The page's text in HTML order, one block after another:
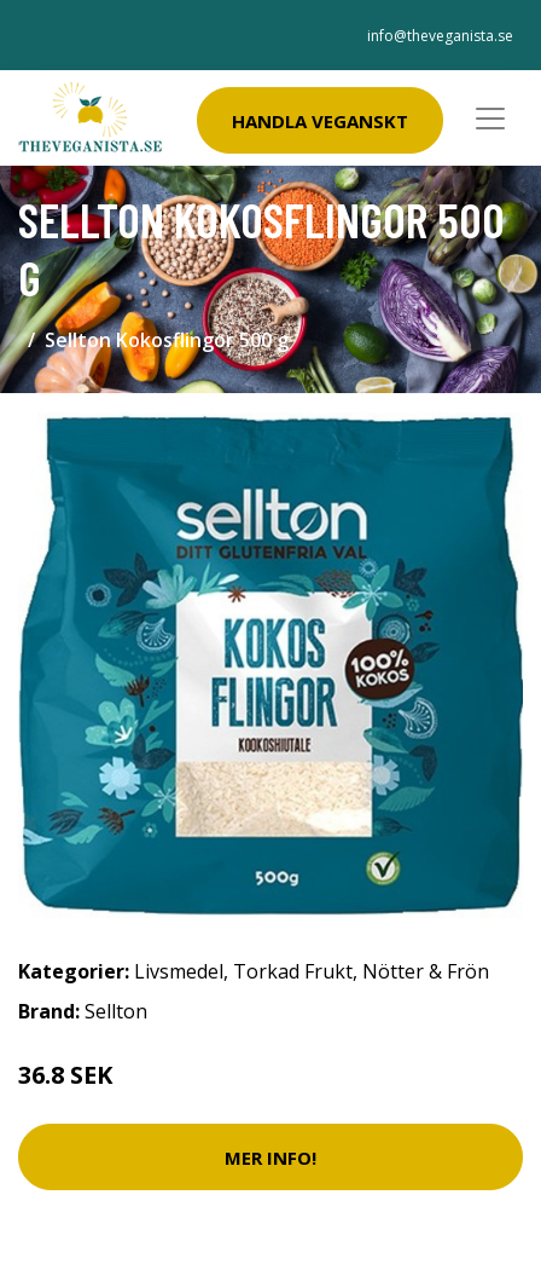
info@theveganista.se
HANDLA VEGANSKT
SELLTON KOKOSFLINGOR 500
G
Sellton Kokosflingor 500 g
Kategorier: Livsmedel, Torkad Frukt, Nötter & Frön
Brand:Sellton
36.8 SEK
MER INFO!